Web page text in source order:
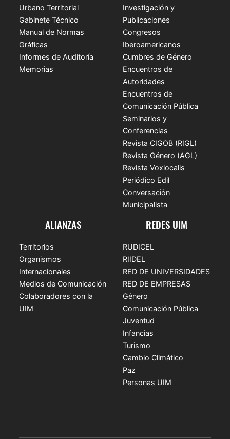
Urbano Territorial
Gabinete Técnico
Manual de Normas
Gráficas
Informes de Auditoría
Memorias
Investigación y
Publicaciones
Congresos
Iberoamericanos
Cumbres de Género
Encuentros de
Autoridades
Encuentros de
Comunicación Pública
Seminarios y
Conferencias
Revista CIGOB (RIGL)
Revista Género (AGL)
Revista Voxlocalis
Periódico Edil
Conversación
Municipalista
ALIANZAS
Territorios
Organismos
Internacionales
Medios de Comunicación
Colaboradores con la
UIM
REDES UIM
RUDICEL
RIIDEL
RED DE UNIVERSIDADES
RED DE EMPRESAS
Género
Comunicación Pública
Juventud
Infancias
Turismo
Cambio Climático
Paz
Personas UIM